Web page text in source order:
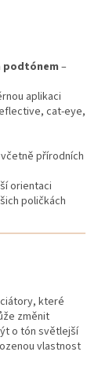
podtónem –
aplikaci
cat-eye,
přírodních
orientaci
poličkách
které
změnit
o tón světlejší
vlastnost